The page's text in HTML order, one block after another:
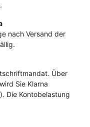
nach Versand der
Über
Sie Klarna
Die Kontobelastung